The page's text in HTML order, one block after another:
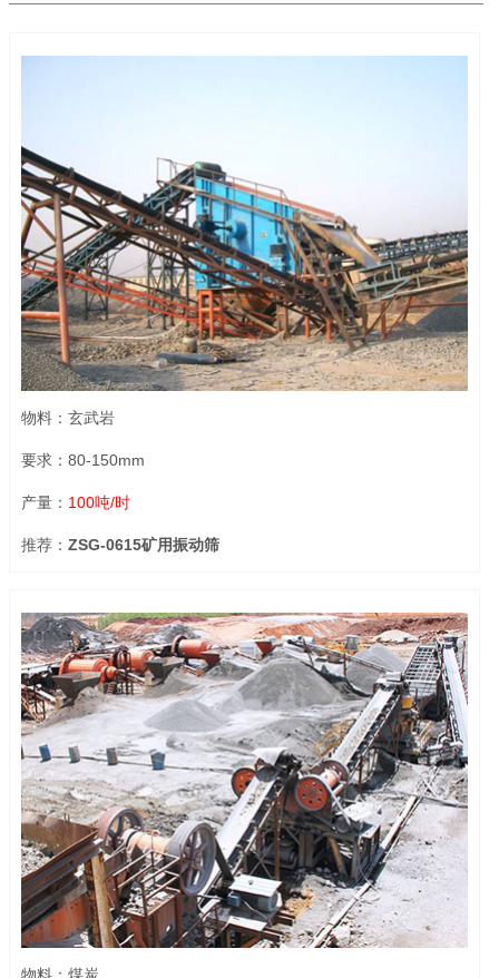
物料：玄武岩
要求：80-150mm
产量： 100吨/时
推荐：ZSG-0615矿用振动筛
物料：煤炭